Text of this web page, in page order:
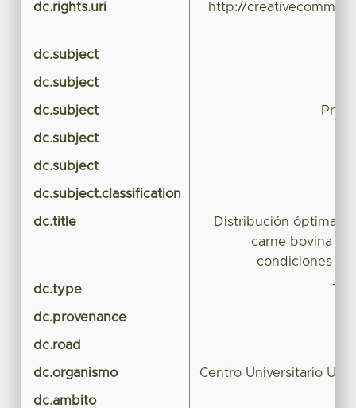
dc.rights.uri http://
dc.subject
dc.subject
dc.subject
dc.subject
dc.subject
dc.subject.classification
dc.title
Distribución óptima
carne bovina
condiciones
dc.type
dc.provenance
dc.road
dc.organismo Centro Universitario
dc.ambito